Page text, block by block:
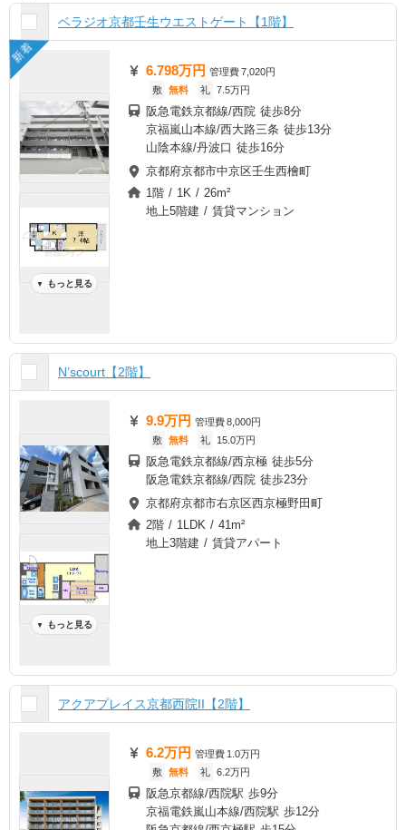
ベラジオ京都壬生ウエストゲート【1階】
新着
▼ もっと見る
6.798万円 管理費7,020円
敷 無料 礼 7.5万円
阪急電鉄京都線/西院 徒歩8分
京福嵐山本線/西大路三条 徒歩13分
山陰本線/丹波口 徒歩16分
京都府京都市中京区壬生西檜町
1階 / 1K / 26m²
地上5階建 / 賃貸マンション
N’scourt【2階】
▼ もっと見る
9.9万円 管理費8,000円
敷 無料 礼 15.0万円
阪急電鉄京都線/西京極 徒歩5分
阪急電鉄京都線/西院 徒歩23分
京都府京都市右京区西京極野田町
2階 / 1LDK / 41m²
地上3階建 / 賃貸アパート
アクアプレイス京都西院II【2階】
6.2万円 管理費 1.0万円
敷 無料 礼 6.2万円
阪急京都線/西院駅 歩9分
京福電鉄嵐山本線/西院駅 歩12分